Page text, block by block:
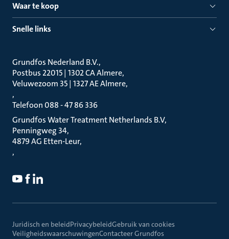
Waar te koop
Snelle links
Grundfos Nederland B.V.
Postbus 22015 | 1302 CA Almere
Veluwezoom 35 | 1327 AE Almere
Telefoon 088 - 47 86 336
Grundfos Water Treatment Netherlands B.V
Penningweg 34
4879 AG Etten-Leur
Juridisch en beleidPrivacybeleidGebruik van cookies
VeiligheidswaarschuwingenContacteer Grundfos